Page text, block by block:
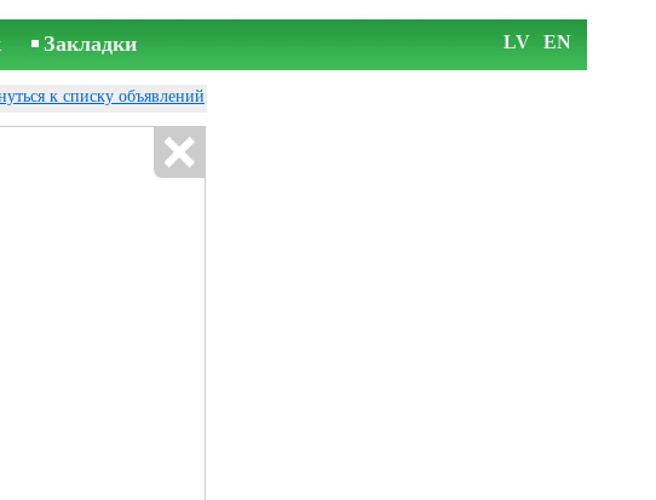
Закладки LV EN
к списку объявлений